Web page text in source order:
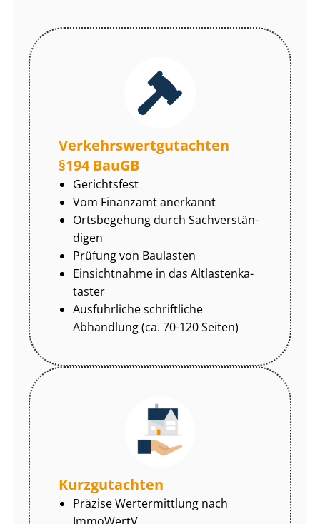
Ver­kehrs­wert­gut­ach­ten
§194 BauGB
Gerichtsfest
Vom Finanzamt anerkannt
Ortsbegehung durch Sach­ver­stän­
di­gen
Prüfung von Baulasten
Einsichtnahme in das Alt­las­ten­ka­
tas­ter
Ausführliche schriftliche
Abhandlung (ca. 70-120 Seiten)
Kurzgutachten
Präzise Wertermittlung nach